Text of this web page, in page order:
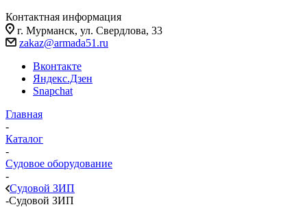
Контактная информация
г. Мурманск, ул. Свердлова, 33
zakaz@armada51.ru
Вконтакте
Яндекс.Дзен
Snapchat
Главная
-
Каталог
-
Судовое оборудование
-
Судовой ЗИП
-Судовой ЗИП